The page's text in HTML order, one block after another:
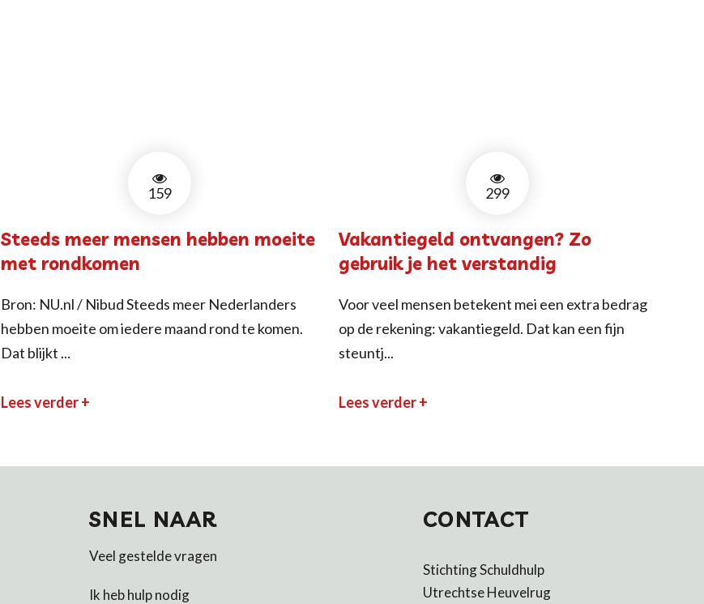
159
Steeds meer mensen hebben moeite
met rondkomen
Bron: NU.nl / Nibud Steeds meer Nederlanders
hebben moeite om iedere maand rond te komen.
Dat blijkt ...
Lees verder +
299
Vakantiegeld ontvangen? Zo
gebruik je het verstandig
Voor veel mensen betekent mei een extra bedrag
op de rekening: vakantiegeld. Dat kan een fijn
steuntj...
Lees verder +
CONTACT
Stichting Schuldhulp
Utrechtse Heuvelrug
SNEL NAAR
Veel gestelde vragen
Ik heb hulp nodig